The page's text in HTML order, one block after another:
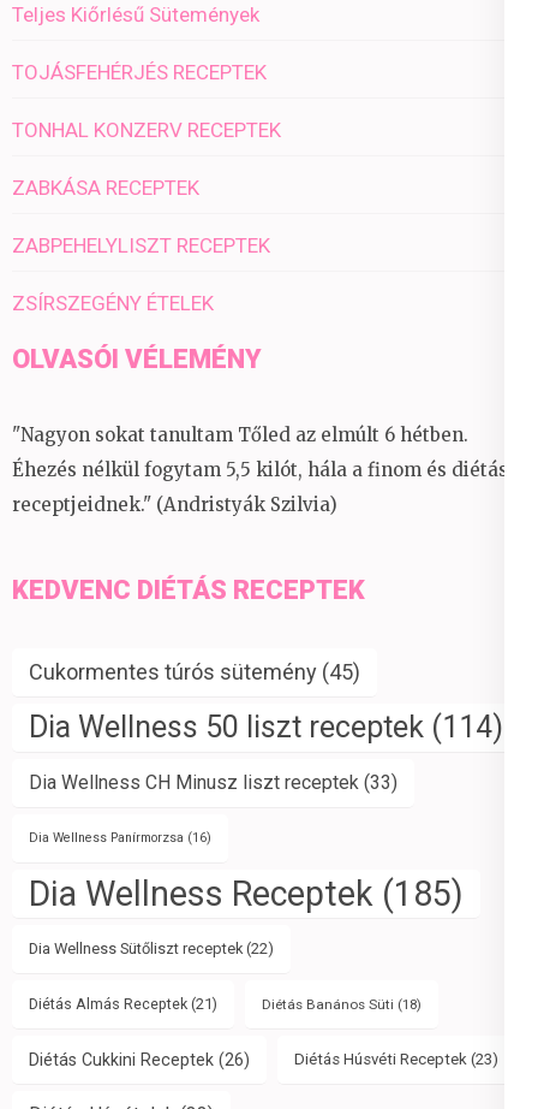
Teljes Kiőrlésű Sütemények
TOJÁSFEHÉRJÉS RECEPTEK
TONHAL KONZERV RECEPTEK
ZABKÁSA RECEPTEK
ZABPEHELYLISZT RECEPTEK
ZSÍRSZEGÉNY ÉTELEK
OLVASÓI VÉLEMÉNY
"Nagyon sokat tanultam Tőled az elmúlt 6 hétben.
Éhezés nélkül fogytam 5,5 kilót, hála a finom és diétás
receptjeidnek." (Andristyák Szilvia)
KEDVENC DIÉTÁS RECEPTEK
Cukormentes túrós sütemény (45)
Dia Wellness 50 liszt receptek (114)
Dia Wellness CH Minusz liszt receptek (33)
Dia Wellness Panírmorzsa (16)
Dia Wellness Receptek (185)
Dia Wellness Sütőliszt receptek (22)
Diétás Almás Receptek (21) Diétás Banános Süti (18)
Diétás Cukkini Receptek (26) Diétás Húsvéti Receptek (23)